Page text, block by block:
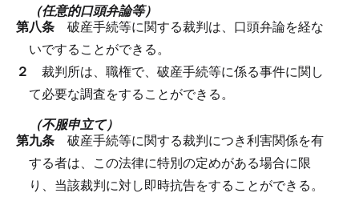
（任意的口頭弁論等）
第八条 破産手続等に関する裁判は、口頭弁論を経な
いですることができる。
２ 裁判所は、職権で、破産手続等に係る事件に関し
て必要な調査をすることができる。
（不服申立て）
第九条 破産手続等に関する裁判につき利害関係を有
する者は、この法律に特別の定めがある場合に限
り、当該裁判に対し即時抗告をすることができる。